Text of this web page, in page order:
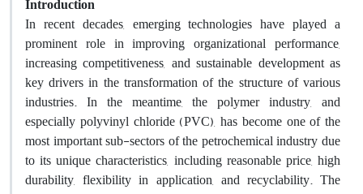
In recent decades, emerging technologies have played a
prominent role in improving organizational performance,
increasing competitiveness, and sustainable development as
key drivers in the transformation of the structure of various
industries. In the meantime, the polymer industry, and
especially polyvinyl chloride (PVC), has become one of the
most important sub-sectors of the petrochemical industry due
to its unique characteristics, including reasonable price, high
durability, flexibility in application, and recyclability. The